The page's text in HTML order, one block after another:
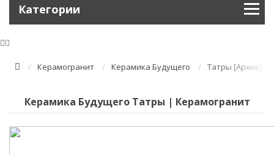
Категории
Керамогранит Керамика Будущего Татры [Архив]
Керамика Будущего Татры | Керамогранит